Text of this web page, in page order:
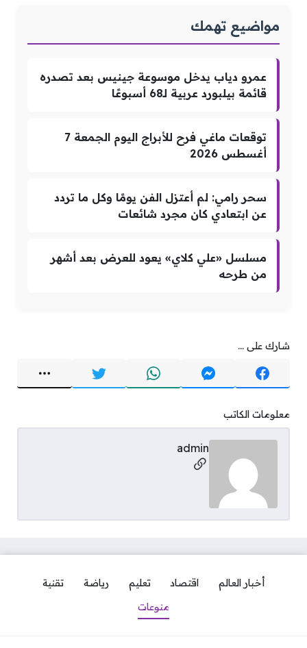
مواضيع تهمك
عمرو دياب يدخل موسوعة جينيس بعد تصدره
قائمة بيلبورد عربية لـ68 أسبوعًا
توقعات ماغي فرح للأبراج اليوم الجمعة 7
أغسطس 2026
سحر رامي: لم أعتزل الفن يومًا وكل ما تردد
عن ابتعادي كان مجرد شائعات
مسلسل «علي كلاي» يعود للعرض بعد أشهر
من طرحه
شارك على ...
معلومات الكاتب
admin
مواقع التواصل
أخبار العالم اقتصاد تعليم رياضة
تقنية
منوعات